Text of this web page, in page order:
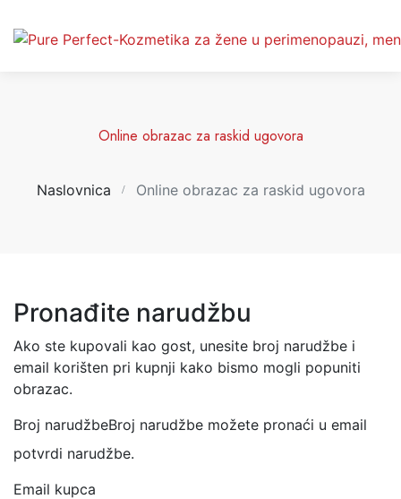
Online obrazac za raskid ugovora
Naslovnica Online obrazac za raskid ugovora
Pronađite narudžbu
Ako ste kupovali kao gost, unesite broj narudžbe i
email korišten pri kupnji kako bismo mogli popuniti
obrazac.
Broj narudžbeBroj narudžbe možete pronaći u email
potvrdi narudžbe.
Email kupca